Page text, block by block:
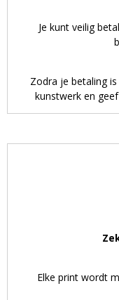
Je kunt veilig
Zodra je betaling
kunstwerk en
Elke print wordt